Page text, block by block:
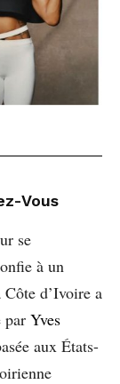
Vous
se
à un
d’Ivoire a
par Yves
aux États-